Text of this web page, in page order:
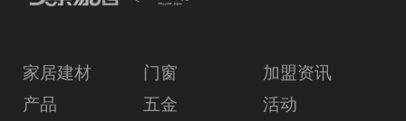
家居建材 门窗
加盟资讯
产品
五金
活动